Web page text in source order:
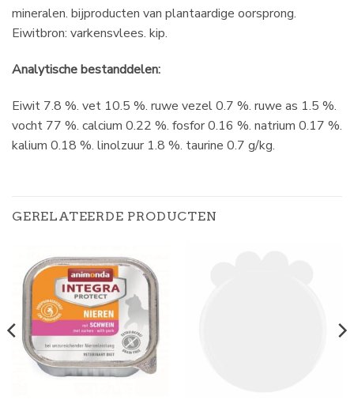
mineralen. bijproducten van plantaardige oorsprong.
Eiwitbron: varkensvlees. kip.
Analytische bestanddelen:
Eiwit 7.8 %. vet 10.5 %. ruwe vezel 0.7 %. ruwe as 1.5 %.
vocht 77 %. calcium 0.22 %. fosfor 0.16 %. natrium 0.17 %.
kalium 0.18 %. linolzuur 1.8 %. taurine 0.7 g/kg.
GERELATEERDE PRODUCTEN